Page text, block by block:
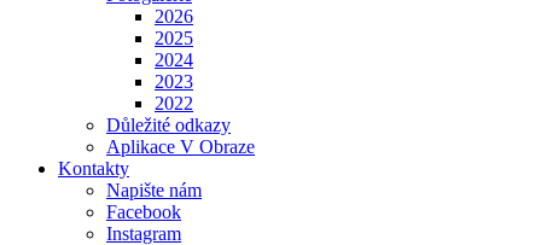
2026
2025
2024
2023
2022
Důležité odkazy
Aplikace V Obraze
Kontakty
Napište nám
Facebook
Instagram